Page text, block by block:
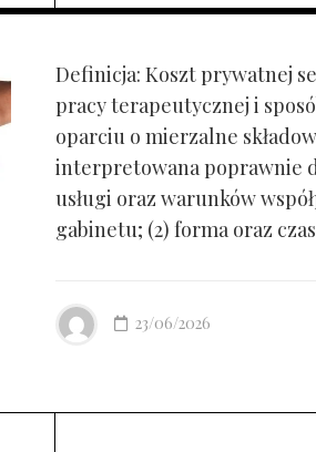
Definicja: Koszt prywatnej
pracy terapeutycznej i
oparciu o mierzalne
interpretowana poprawnie
usługi oraz warunków
gabinetu; (2) forma oraz
23/06/2026